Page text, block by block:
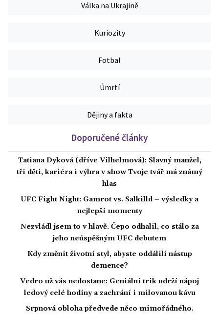
Válka na Ukrajině
Kuriozity
Fotbal
Úmrtí
Dějiny a fakta
Doporučené články
Tatiana Dyková (dříve Vilhelmová): Slavný manžel,
tři děti, kariéra i výhra v show Tvoje tvář má známý
hlas
UFC Fight Night: Gamrot vs. Salkilld – výsledky a
nejlepší momenty
Nezvládl jsem to v hlavě. Čepo odhalil, co stálo za
jeho neúspěšným UFC debutem
Kdy změnit životní styl, abyste oddálili nástup
demence?
Vedro už vás nedostane: Geniální trik udrží nápoj
ledový celé hodiny a zachrání i milovanou kávu
Srpnová obloha předvede něco mimořádného.